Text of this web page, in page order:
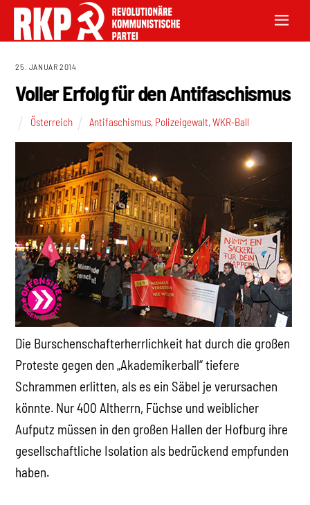
25. JANUAR 2014
Voller Erfolg für den Antifaschismus
Österreich Antifaschismus, Polizeigewalt,WKR-Ball
Die Burschenschafterherrlichkeit hat durch die großen
Proteste gegen den „Akademikerball“ tiefere
Schrammen erlitten, als es ein Säbel je verursachen
könnte. Nur 400 Altherrn, Füchse und weiblicher
Aufputz müssen in den großen Hallen der Hofburg ihre
gesellschaftliche Isolation als bedrückend empfunden
haben.